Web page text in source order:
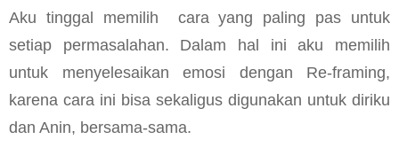
Aku tinggal memilih cara yang paling pas untuk
setiap permasalahan. Dalam hal ini aku memilih
untuk menyelesaikan emosi dengan Re-framing,
karena cara ini bisa sekaligus digunakan untuk diriku
dan Anin, bersama-sama.